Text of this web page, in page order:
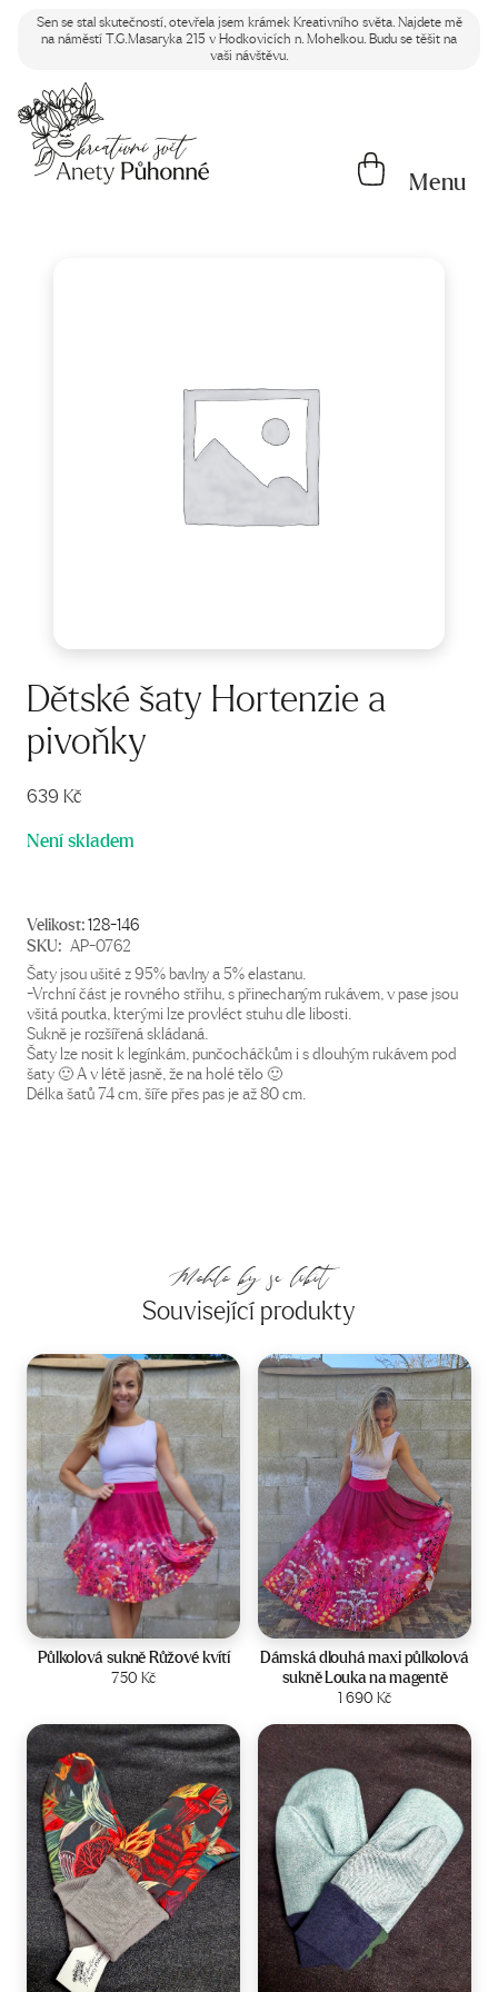
Sen se stal skutečností, otevřela jsem krámek Kreativního světa. Najdete mě
na náměstí T.G.Masaryka 215 v Hodkovicích n. Mohelkou. Budu se těšit na
vaši návštěvu.
Menu
Dětské šaty Hortenzie a
pivoňky
639 Kč
Není skladem
Velikost:128-146
SKU: AP-0762
Šaty jsou ušité z 95% bavlny a 5% elastanu.
-Vrchní část je rovného střihu, s přinechaným rukávem, v pase jsou
všitá poutka, kterými lze provléct stuhu dle libosti.
Sukně je rozšířená skládaná.
Šaty lze nosit k legínkám, punčocháčkům i s dlouhým rukávem pod
šaty 🙂 A v létě jasně, že na holé tělo 🙂
Délka šatů 74 cm, šíře přes pas je až 80 cm.
Mohlo by se líbit
Související produkty
Velikost:34-40
Půlkolová sukně Růžové kvítí
750 Kč
Velikost:36-42
Dámská dlouhá maxi půlkolová
sukně Louka na magentě
1 690 Kč
Zobrazit produkt
Velikost:2-4 roky Velikost:2-4 roky